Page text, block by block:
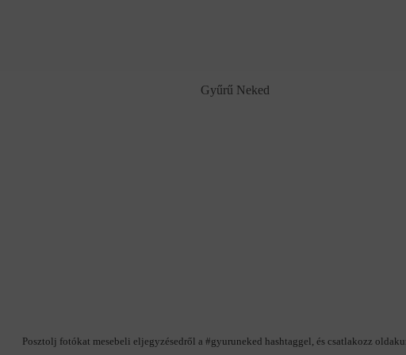
Posztolj fotókat mesebeli eljegyzésedről a #gyuruneked hashtaggel, és csatlakozz